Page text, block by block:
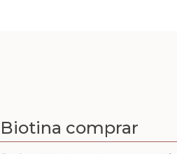
Biotina comprar